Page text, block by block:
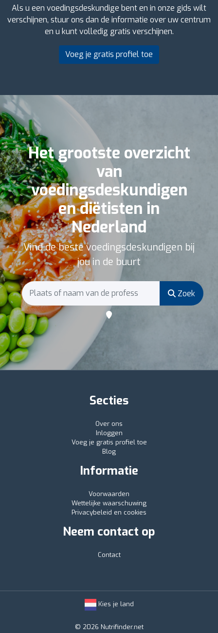
Als u een voedingsdeskundige bent en in onze gids wilt
verschijnen, stuur ons dan de informatie over uw centrum
en u kunt volledig gratis verschijnen.
Voeg je gratis profiel toe
Het grootste overzicht
van
voedingsdeskundigen
en diëtisten in
Nederland
Vind de beste voedingsdeskundigen bij
jou in de buurt
Zoek
Secties
Over ons
Inloggen
Voeg je gratis profiel toe
Blog
Informatie
Voorwaarden
Wettelijke waarschuwing
Privacybeleid en cookies
Neem contact op
Contact
Kies je land
© 2026 Nutrifinder.net